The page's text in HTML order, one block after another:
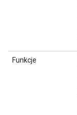
Funkcje